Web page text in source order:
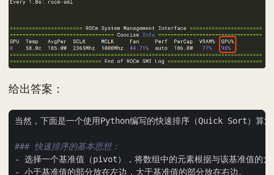
给出答案：
### 快速排序的基本思想：